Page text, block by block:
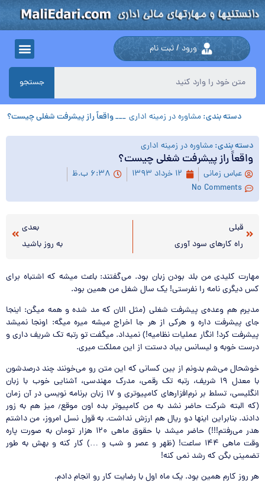
ورود / ثبت نام
جستجو
دسته بندی:مشاوره در زمینه اداری ___ واقعاً راز پیشرفت شغلی چیست؟
دسته بندی:مشاوره در زمینه اداری
واقعاً راز پیشرفت شغلی چیست؟
عباس زمانی ۱۲ خرداد ۱۳۹۳
۶:۳۸ ب.ظ
No Comments
قبلی
راه کارهای سود آوری
بعدی
به روز باشید
مهارت کلیدی من بلد بودن زبان بود. می‌گفتند: باعث میشه که اشتباه برای
کس دیگری نامه را نفرستی! یک سال شغل من همین بود.
مدیرم هم وعده‌ی پیشرفت شغلی (مثل الان که مد شده و همه میگن: اینجا
جای پیشرفت داره و هرکی از هر جا اخراج میشه میره میگه: اونجا نمیشد
پیشرفت کرد! انگار عملیات نظامیه!) نمیداد. میگفت تو رتبه تک شریف داری و
درست خوبه و لیسانس بیاد دستت از این مملکت میری.
خوشحال می‌شم بدونم از بین کسانی که این متن رو می‌خونند چند درصدشون
با معدل ۱۹ شریف، رتبه تک رقمی، مدرک مهندسی، آشنایی خوب با زبان
انگلیسی، تسلط بر نرم‌افزارهای کامپیوتری و ۱۷ زبان برنامه نویسی در آن زمان
(که البته شرکت حاضر نشد به من کامپیوتر بده اون موقع٫ میز هم به زور
دادند. بنابراین اینها دو ریال هم ارزش نداشت. به قول نسل امروز، من داشتم
هدر می‌رفتم!!!) حاضر میشد با حقوق ماهی ۱۲۰ هزار تومان به صورت پاره
وقت ماهی ۱۴۴ ساعت! (ظهر و عصر و شب و …) کار کنه و بهش به طور
تضمینی بگن که رشد نمی کنه!
هر روز کارم همین بود. یک ماه اول با رضایت کار رو انجام دادم.